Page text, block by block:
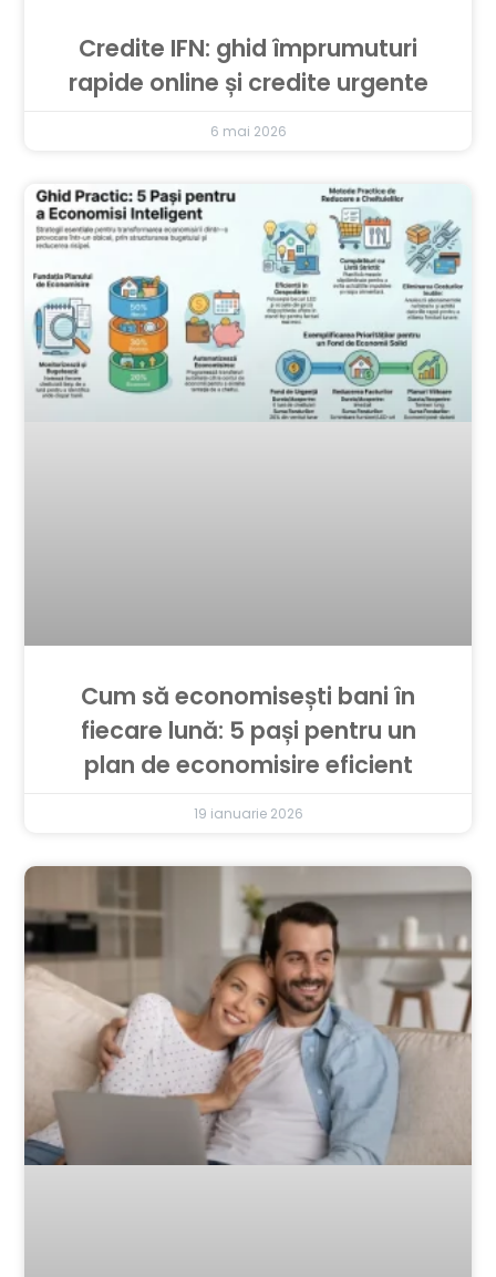
Credite IFN: ghid împrumuturi
rapide online și credite urgente
6 mai 2026
Cum să economisești bani în
fiecare lună: 5 pași pentru un
plan de economisire eficient
19 ianuarie 2026